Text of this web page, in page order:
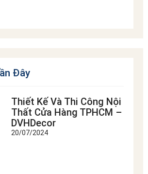
Đây
Thiết Kế Và Thi Công Nội
Thất Cửa Hàng TPHCM –
DVHDecor
20/07/2024